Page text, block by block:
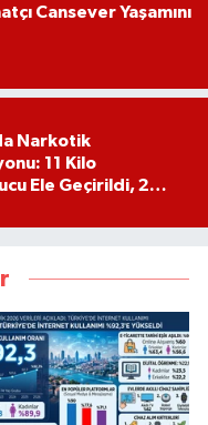
Cansever Yaşamını
Narkotik
11 Kilo
Ele Geçirildi, 2